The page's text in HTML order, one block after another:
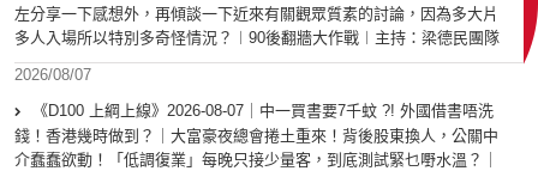
左分享一下感想外，再傾談一下近來有關觀眾質素的討論，因為多大片
多人入場所以特別多奇怪情況？︱90後翻牆大作戰︱主持：梁德民團隊
2026/08/07
《D100 上綱上線》2026-08-07｜中一買書要7千蚊 ?! 外國借書唔洗
錢！香港幾時做到？｜大富豪夜總會捲土重來！背後股東換人，公關中
介蠢蠢欲動！「低調復業」每晚只接少量客，到底測試緊乜嘢水溫？｜